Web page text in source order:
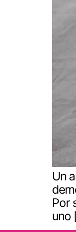
Un
Por
uno